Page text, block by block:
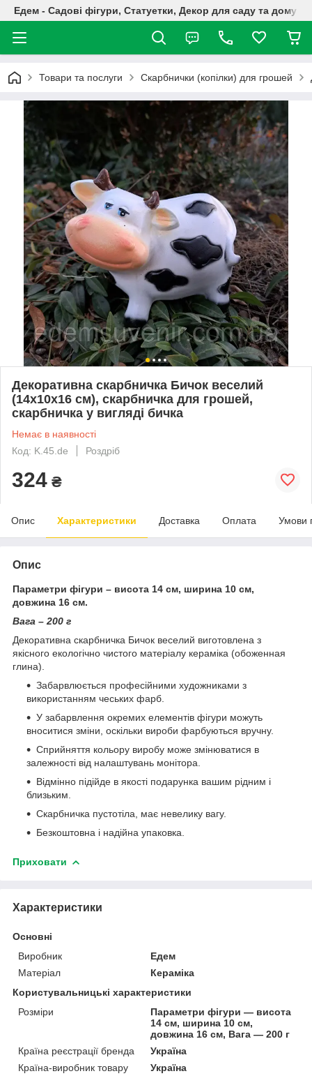
Едем - Садові фігури, Статуетки, Декор для саду та дому
Товари та послуги Скарбнички (копілки) для грошей
Декоративна скарбничка Бичок веселий
(14х10х16 см), скарбничка для грошей,
скарбничка у вигляді бичка
Немає в наявності
Код: K.45.de
Роздріб
324 ₴
Опис Характеристики Доставка Оплата Умови
Опис
Параметри фігури – висота 14 см, ширина 10 см,
довжина 16 см.
Вага – 200 г
Декоративна скарбничка Бичок веселий виготовлена з
якісного екологічно чистого матеріалу кераміка (обоженная
глина).
Забарвлюється професійними художниками з
використанням чеських фарб.
У забарвлення окремих елементів фігури можуть
вноситися зміни, оскільки вироби фарбуються вручну.
Сприйняття кольору виробу може змінюватися в
залежності від налаштувань монітора.
Відмінно підійде в якості подарунка вашим рідним і
близьким.
Скарбничка пустотіла, має невелику вагу.
Безкоштовна і надійна упаковка.
Приховати
Характеристики
Основні
Виробник
Едем
Матеріал
Кераміка
Користувальницькі характеристики
Розміри
Параметри фігури — висота
14 см, ширина 10 см,
довжина 16 см, Вага — 200 г
Країна реєстрації бренда
Україна
Країна-виробник товару
Україна